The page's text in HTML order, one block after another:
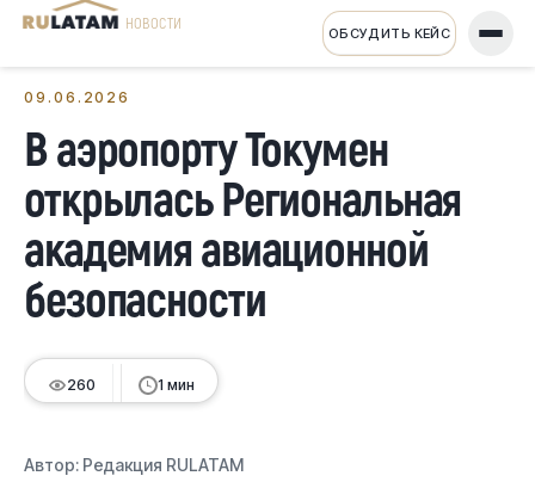
НОВОСТИ ОБСУДИТЬ КЕЙС
09.06.2026
В аэропорту Токумен
открылась Региональная
академия авиационной
безопасности
260 1 мин
Автор: Редакция RULATAM